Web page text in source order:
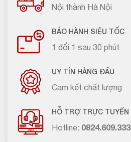
Nội thành Hà Nội
BẢO HÀNH SIÊU TỐC
1 đổi 1 sau 30 phút
UY TÍN HÀNG ĐẦU
Cam kết chất lượng
HỖ TRỢ TRỰC TUYẾN
Hotline: 0824.609.333